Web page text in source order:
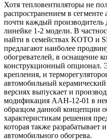
Хотя тепловентиляторы не
распространением в сегменте
почти каждый производитель
линейке 1-2 модели. В
найти в семействах KOTO и
предлагают наиболее
обогревателей, в оснащение
конструкционный опционал.
крепления, и
автомобильный
версиях выпускает и
модификация AAH-12-01 в
образцом данной концепции
характеристикам решения
которая также разрабатывает
автомобильного обогрева.